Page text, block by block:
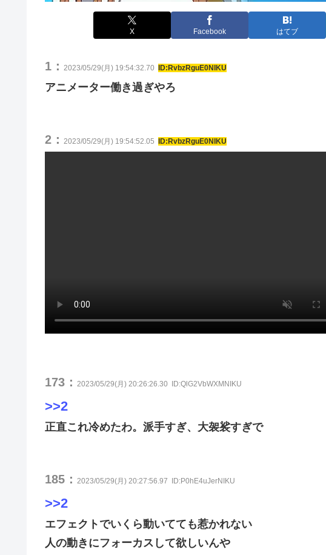
X Facebook はてブ
1： 2023/05/29(月) 19:54:32.70 ID:RvbzRguE0NIKU
アニメーター働き過ぎやろ
2： 2023/05/29(月) 19:54:52.05 ID:RvbzRguE0NIKU
173： 2023/05/29(月) 20:26:26.30 ID:QlG2VbWXMNIKU
>>2
正直これ冷めたわ。派手すぎ、大袈裟すぎで
185： 2023/05/29(月) 20:27:56.97 ID:P0hE4uJerNIKU
>>2
エフェクトでいくら動いてても惹かれない
人の動きにフォーカスして欲しいんや